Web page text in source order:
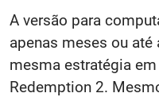
A versão para
apenas meses ou
mesma estratégia em
Redemption 2.